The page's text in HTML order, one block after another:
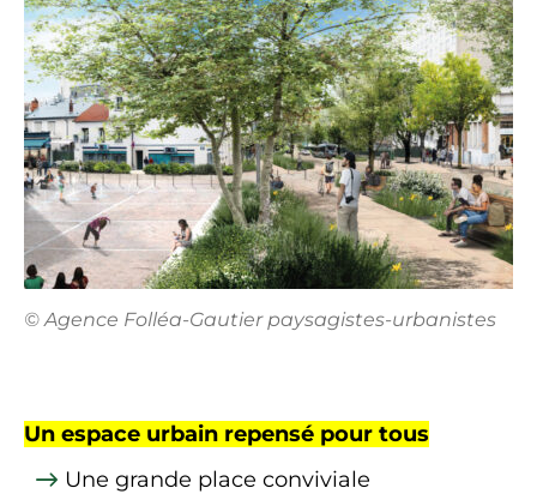
© Agence Folléa-Gautier paysagistes-urbanistes
Un espace urbain repensé pour tous
Une grande place conviviale